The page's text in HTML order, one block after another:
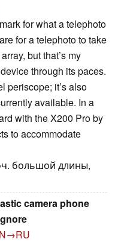
for what a telephoto
for a telephoto to take
but that’s my
through its paces.
periscope; it’s also
available. In a
with the X200 Pro by
to accommodate
большой длины,
camera phone